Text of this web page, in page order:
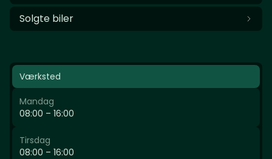
Solgte biler
Værksted
Mandag
08:00 – 16:00
Tirsdag
08:00 – 16:00